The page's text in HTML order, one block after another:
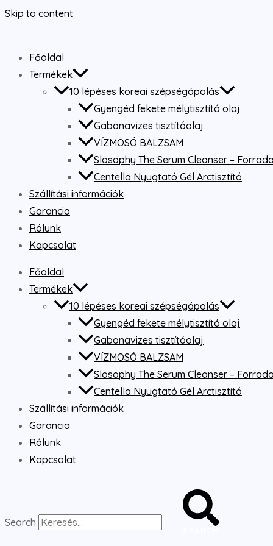
Skip to content
Főoldal
Termékek
10 lépéses koreai szépségápolás
Gyengéd fekete mélytisztító olaj
Gabonavizes tisztítóolaj
VÍZMOSÓ BALZSAM
Slosophy The Serum Cleanser –
Centella Nyugtató Gél Arctisztító
Szállítási információk
Garancia
Rólunk
Kapcsolat
Főoldal
Termékek
10 lépéses koreai szépségápolás
Gyengéd fekete mélytisztító olaj
Gabonavizes tisztítóolaj
VÍZMOSÓ BALZSAM
Slosophy The Serum Cleanser –
Centella Nyugtató Gél Arctisztító
Szállítási információk
Garancia
Rólunk
Kapcsolat
Search